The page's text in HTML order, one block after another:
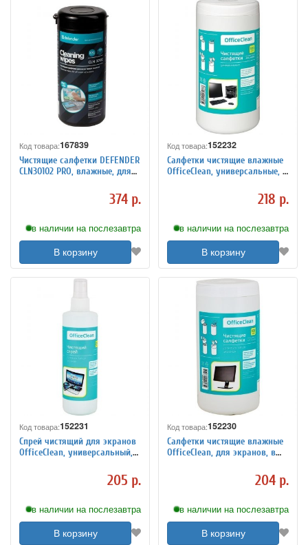
Код товара:167839
Чистящие салфетки DEFENDER
CLN30102 PRO, влажные, для
374 р.
в наличии на послезавтра
В корзину
Код товара:152232
Салфетки чистящие влажные
OfficeClean, универсальные, в
218 р.
в наличии на послезавтра
В корзину
Код товара:152231
Спрей чистящий для экранов
OfficeClean, универсальный,
205 р.
в наличии на послезавтра
В корзину
Код товара:152230
Салфетки чистящие влажные
OfficeClean, для экранов, в
204 р.
в наличии на послезавтра
В корзину